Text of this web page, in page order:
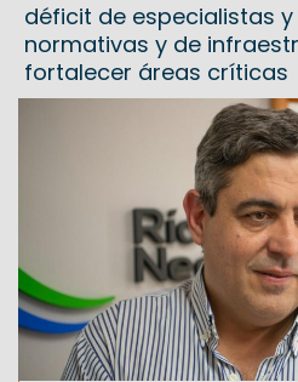
déficit de especialistas
normativas y de
fortalecer áreas críticas